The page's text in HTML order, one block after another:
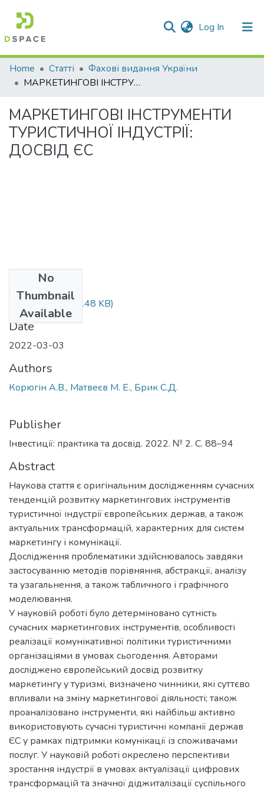
Log In (current)
Communities & Collections
All of DSpace
Statistics
Home Статті
Фахові видання України
МАРКЕТИНГОВІ ІНСТРУМЕНТИ ТУРИСТИЧНОЇ ІНДУСТРІЇ: ДОСВІД ЄС
МАРКЕТИНГОВІ ІНСТРУМЕНТИ
ТУРИСТИЧНОЇ ІНДУСТРІЇ:
ДОСВІД ЄС
No
Thumbnail
Available
Стаття-1.pdf(541.48 KB)
Date
2022-03-03
Authors
Корюгін А.В., Матвеєв М. Е., Брик С.Д.
Publisher
Інвестиції: практика та досвід. 2022. № 2. С. 88–94
Abstract
Наукова стаття є оригінальним дослідженням сучасних
тенденцій розвитку маркетингових інструментів
туристичної індустрії європейських держав, а також
актуальних трансформацій, характерних для систем
маркетингу і комунікації.
Дослідження проблематики здійснювалось завдяки
застосуванню методів порівняння, абстракції, аналізу
та узагальнення, а також табличного і графічного
моделювання.
У науковій роботі було детерміновано сутність
сучасних маркетингових інструментів, особливості
реалізації комунікативної політики туристичними
організаціями в умовах сьогодення. Авторами
досліджено європейський досвід розвитку
маркетингу у туризмі, визначено чинники, які суттєво
впливали на зміну маркетингової діяльності; також
проаналізовано інструменти, які найбільш активно
використовують сучасні туристичні компанії держав
ЄС у рамках підтримки комунікації із споживачами
послуг. У науковій роботі окреслено перспективи
зростання індустрії в умовах актуалізації цифрових
трансформацій та значної діджиталізації суспільного